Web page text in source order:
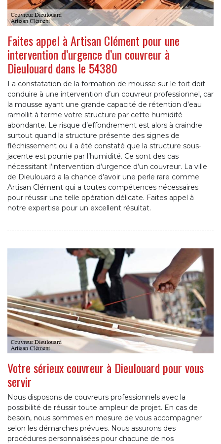
Faites appel à Artisan Clément pour une
intervention d’urgence d’un couvreur à
Dieulouard dans le 54380
La constatation de la formation de mousse sur le toit doit
conduire à une intervention d’un couvreur professionnel, car
la mousse ayant une grande capacité de rétention d’eau
ramollit à terme votre structure par cette humidité
abondante. Le risque d’effondrement est alors à craindre
surtout quand la structure présente des signes de
fléchissement ou il a été constaté que la structure sous-
jacente est pourrie par l’humidité. Ce sont des cas
nécessitant l’intervention d’urgence d’un couvreur. La ville
de Dieulouard a la chance d’avoir une perle rare comme
Artisan Clément qui a toutes compétences nécessaires
pour réussir une telle opération délicate. Faites appel à
notre expertise pour un excellent résultat.
Votre sérieux couvreur à Dieulouard pour vous
servir
Nous disposons de couvreurs professionnels avec la
possibilité de réussir toute ampleur de projet. En cas de
besoin, nous sommes en mesure de vous accompagner
selon les démarches prévues. Nous assurons des
procédures personnalisées pour chacune de nos